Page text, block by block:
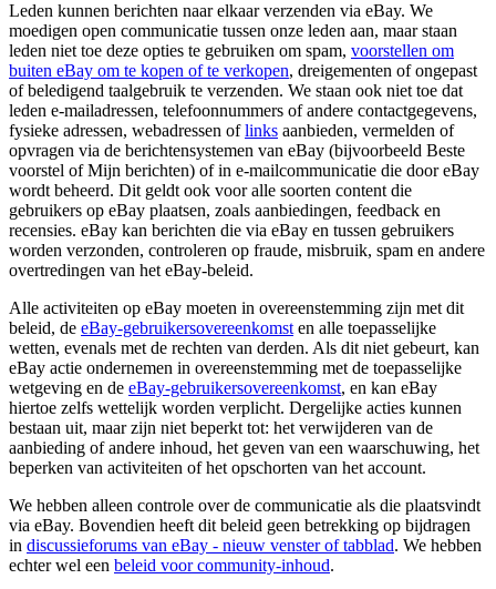
Leden kunnen berichten naar elkaar verzenden via eBay. We
moedigen open communicatie tussen onze leden aan, maar staan
leden niet toe deze opties te gebruiken om spam, voorstellen om
buiten eBay om te kopen of te verkopen, dreigementen of ongepast
of beledigend taalgebruik te verzenden. We staan ook niet toe dat
leden e-mailadressen, telefoonnummers of andere contactgegevens,
fysieke adressen, webadressen oflinks aanbieden, vermelden of
opvragen via de berichtensystemen van eBay (bijvoorbeeld Beste
voorstel of Mijn berichten) of in e-mailcommunicatie die door eBay
wordt beheerd. Dit geldt ook voor alle soorten content die
gebruikers op eBay plaatsen, zoals aanbiedingen, feedback en
recensies. eBay kan berichten die via eBay en tussen gebruikers
worden verzonden, controleren op fraude, misbruik, spam en andere
overtredingen van het eBay-beleid.
Alle activiteiten op eBay moeten in overeenstemming zijn met dit
beleid, de eBay-gebruikersovereenkomst en alle toepasselijke
wetten, evenals met de rechten van derden. Als dit niet gebeurt, kan
eBay actie ondernemen in overeenstemming met de toepasselijke
wetgeving en de eBay-gebruikersovereenkomst, en kan eBay
hiertoe zelfs wettelijk worden verplicht. Dergelijke acties kunnen
bestaan uit, maar zijn niet beperkt tot: het verwijderen van de
aanbieding of andere inhoud, het geven van een waarschuwing, het
beperken van activiteiten of het opschorten van het account.
We hebben alleen controle over de communicatie als die plaatsvindt
via eBay. Bovendien heeft dit beleid geen betrekking op bijdragen
in discussieforums van eBay - nieuw venster of tabblad. We hebben
echter wel een beleid voor community-inhoud.